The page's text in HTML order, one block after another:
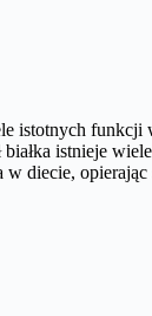
istotnych funkcji
istnieje
diecie, opierając